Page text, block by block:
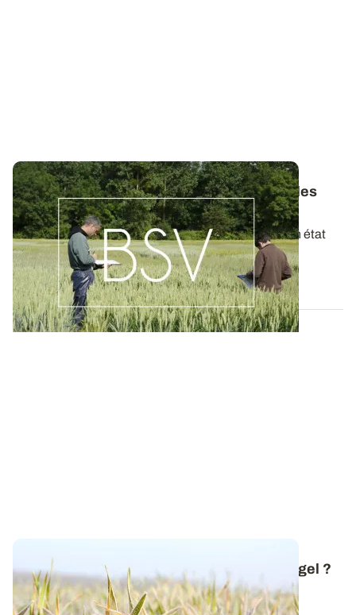
Bulletins de Santé du Végétal - Consultez les
derniers BSV de votre région
Ces bulletins, publiés chaque semaine, dressent un état
des lieux exhaustif des cultures...
19 MAI 2026
Comment réagissent les céréales face au gel ?
Avec l'arrivée de la neige et des premières gelées,
revenons sur les mécanismes mis en...